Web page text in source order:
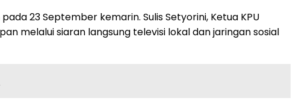
23 September kemarin. Sulis Setyorini, Ketua KPU
melalui siaran langsung televisi lokal dan jaringan sosial